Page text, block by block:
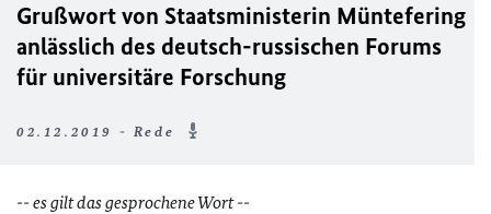
Grußwort von Staatsministerin Müntefering
anlässlich des deutsch-russischen Forums
für universitäre Forschung
02.12.2019 - Rede
-- es gilt das gesprochene Wort --